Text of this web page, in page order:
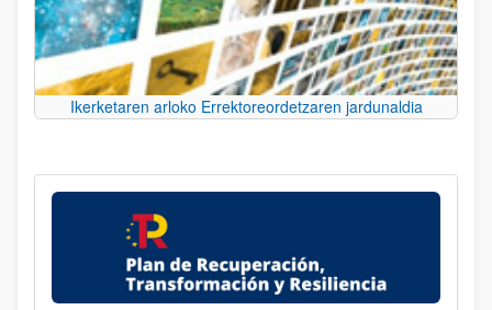
Ikerketaren arloko Errektoreordetzaren jardunaldia